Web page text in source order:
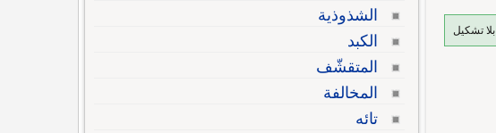
بلا تشكيل
الشذوذية
الكبد
المتقشّف
المخالفة
تائه